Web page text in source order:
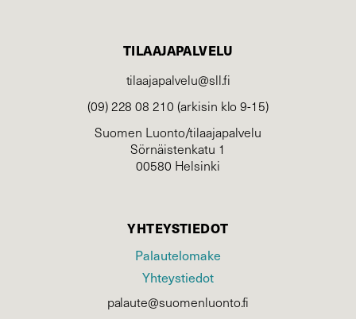
TILAAJAPALVELU
tilaajapalvelu@sll.fi
(09) 228 08 210 (arkisin klo 9-15)
Suomen Luonto/tilaajapalvelu
Sörnäistenkatu 1
00580 Helsinki
YHTEYSTIEDOT
Palautelomake
Yhteystiedot
palaute@suomenluonto.fi